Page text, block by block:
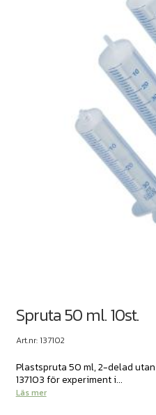
Spruta 50 ml. 10st.
Art.nr: 137102
Plastspruta 50 ml, 2-delad
137103 för experiment i...
Läs mer